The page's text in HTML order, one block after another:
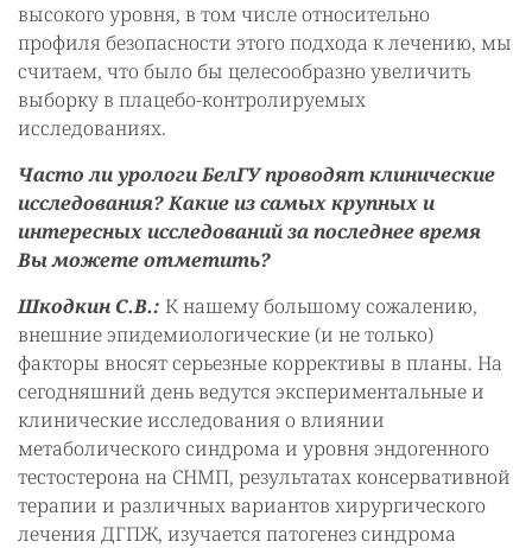
высокого уровня, в том числе относительно
профиля безопасности этого подхода к лечению, мы
считаем, что было бы целесообразно увеличить
выборку в плацебо-контролируемых
исследованиях.
Часто ли урологи БелГУ проводят клинические
исследования? Какие из самых крупных и
интересных исследований за последнее время
Вы можете отметить?
Шкодкин С.В.: К нашему большому сожалению,
внешние эпидемиологические (и не только)
факторы вносят серьезные коррективы в планы. На
сегодняшний день ведутся экспериментальные и
клинические исследования о влиянии
метаболического синдрома и уровня эндогенного
тестостерона на СНМП, результатах консервативной
терапии и различных вариантов хирургического
лечения ДГПЖ, изучается патогенез синдрома